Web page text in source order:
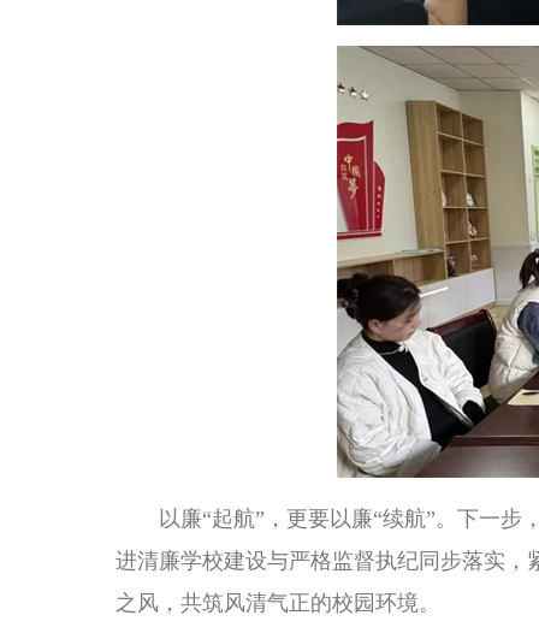
以廉“起航”，更要以廉“续航”。下一步
进清廉学校建设与严格监督执纪同步落实
之风，共筑风清气正的校园环境。